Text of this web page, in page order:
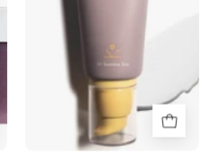
Sunscreen
SPF50+
PA++++
50ml